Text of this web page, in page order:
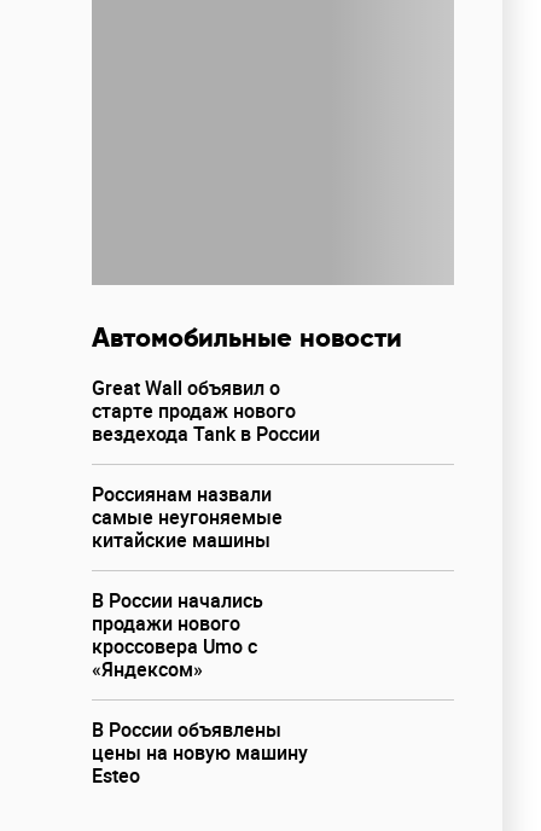
Автомобильные новости
Great Wall объявил о
старте продаж нового
вездехода Tank в России
Россиянам назвали
самые неугоняемые
китайские машины
В России начались
продажи нового
кроссовера Umo с
«Яндексом»
В России объявлены
цены на новую машину
Esteo